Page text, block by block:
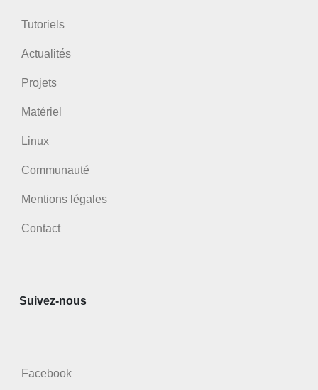
Tutoriels
Actualités
Projets
Matériel
Linux
Communauté
Mentions légales
Contact
Suivez-nous
Facebook